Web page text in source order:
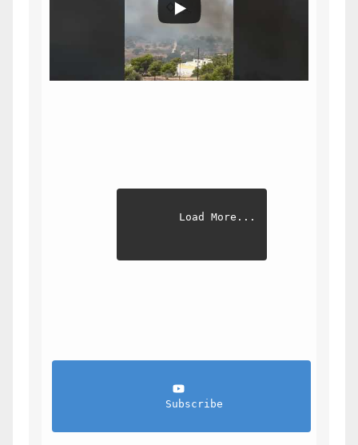
Load More...
                Subscribe